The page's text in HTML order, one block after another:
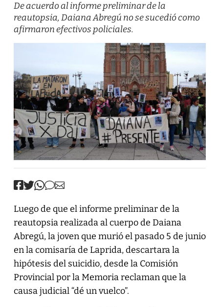
De acuerdo al informe preliminar de la
reautopsia, Daiana Abregú no se sucedió como
afirmaron efectivos policiales.
Luego de que el informe preliminar de la
reautopsia realizada al cuerpo de Daiana
Abregú, la joven que murió el pasado 5 de junio
en la comisaría de Laprida, descartara la
hipótesis del suicidio, desde la Comisión
Provincial por la Memoria reclaman que la
causa judicial “dé un vuelco”.